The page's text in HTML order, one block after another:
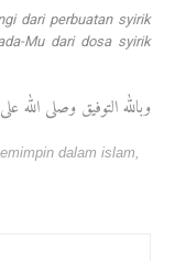
dari perbuatan syirik
Mu dari dosa syirik
وبالله التوفيق وصلى الله
dalam islam